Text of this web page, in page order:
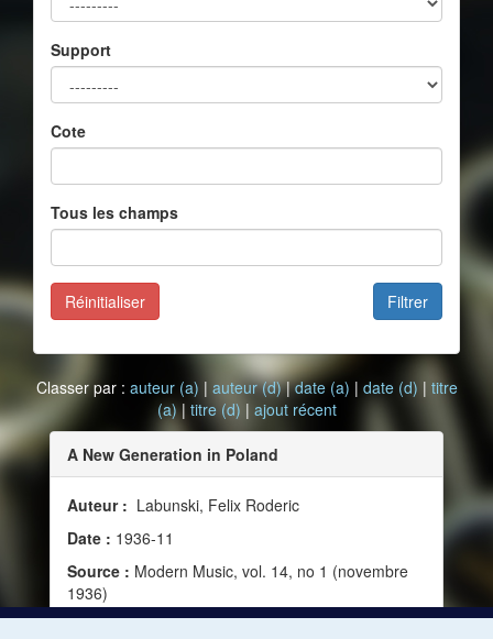
Support
Cote
Tous les champs
Filtrer
Réinitialiser
Classer par : auteur (a) | auteur (d)|date (a) | date (d) | titre
(a)| titre (d) | ajout récent
A New Generation in Poland
Auteur : Labunski, Felix Roderic
Date : 1936-11
Source : Modern Music, vol. 14, no 1 (novembre
1936)